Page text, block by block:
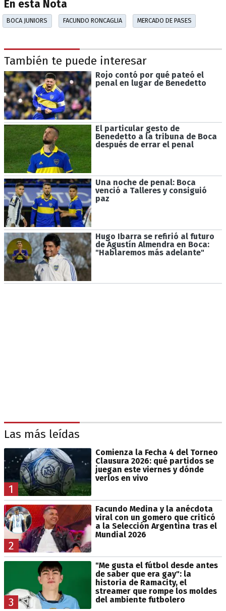
En esta Nota
BOCA JUNIORS FACUNDO RONCAGLIA MERCADO DE PASES
También te puede interesar
Rojo contó por qué pateó el
penal en lugar de Benedetto
El particular gesto de
Benedetto a la tribuna de Boca
después de errar el penal
Una noche de penal: Boca
venció a Talleres y consiguió
paz
Hugo Ibarra se refirió al futuro
de Agustín Almendra en Boca:
"Hablaremos más adelante"
Las más leídas
1
Comienza la Fecha 4 del Torneo
Clausura 2026: qué partidos se
juegan este viernes y dónde
verlos en vivo
2
Facundo Medina y la anécdota
viral con un gomero que criticó
a la Selección Argentina tras el
Mundial 2026
3
"Me gusta el fútbol desde antes
de saber que era gay": la
historia de Ramacity, el
streamer que rompe los moldes
del ambiente futbolero